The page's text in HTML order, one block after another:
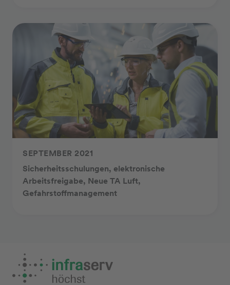
SEPTEMBER 2021
Sicherheitsschulungen, elektronische
Arbeitsfreigabe, Neue TA Luft,
Gefahrstoffmanagement